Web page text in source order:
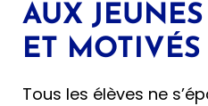
AUX
ET MOTIVÉS
Tous les élèves ne